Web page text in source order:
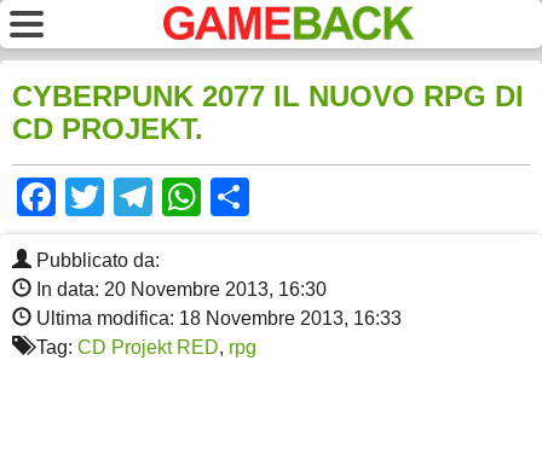
CYBERPUNK 2077 IL NUOVO RPG DI
CD PROJEKT.
Facebook
TwitterTelegram
WhatsApp
Pubblicato da:
In data: 20 Novembre 2013, 16:30
Ultima modifica: 18 Novembre 2013, 16:33
Tag: CD Projekt RED, rpg